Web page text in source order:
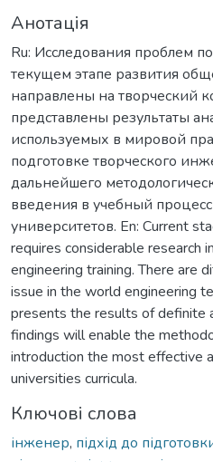
Анотація
Ru: Исследования проблем
текущем этапе развития
направлены на творческий
представлены результаты
используемых в мировой
подготовке творческого
дальнейшего
введения в учебный
университетов. En: Current
requires considerable research
engineering training. There are
issue in the world engineering
presents the results of definite
findings will enable the
introduction the most effective
universities curricula.
Ключові слова
інженер, підхід до